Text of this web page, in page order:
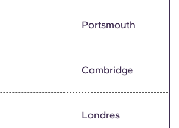
Portsmouth
Cambridge
Londres